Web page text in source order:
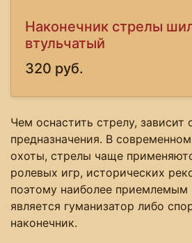
Наконечник стрелы
втульчатый
320 руб.
Чем оснастить стрелу, зависит
предназначения. В
охоты, стрелы чаще
ролевых игр, исторических
поэтому наиболее приемлемым
является гуманизатор либо
наконечник.